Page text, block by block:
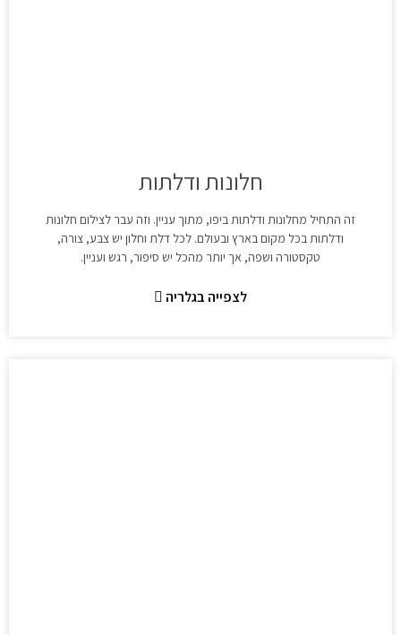
חלונות ודלתות
זה התחיל מחלונות ודלתות ביפו, מתוך עניין. וזה עבר לצילום חלונות
ודלתות בכל מקום בארץ ובעולם. לכל דלת וחלון יש צבע, צורה,
טקסטורה ושפה, אך יותר מהכל יש סיפור, רגש ועניין.
לצפייה בגלריה